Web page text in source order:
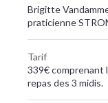
Brigitte
praticienne
Tarif
339€ comprenant
repas des 3 midis.